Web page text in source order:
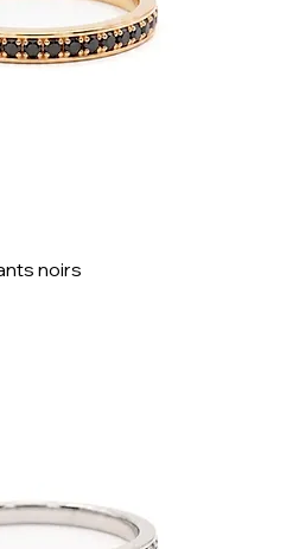
noirs